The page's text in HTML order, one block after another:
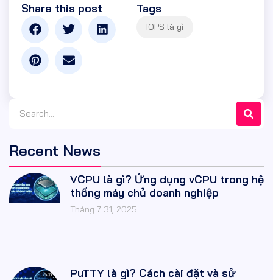
Share this post Tags
Recent News
VCPU là gì? Ứng dụng vCPU trong hệ
thống máy chủ doanh nghiệp
Tháng 7 31, 2025
PuTTY là gì? Cách cài đặt và sử